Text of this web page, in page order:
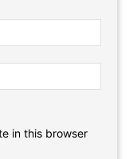
in this browser